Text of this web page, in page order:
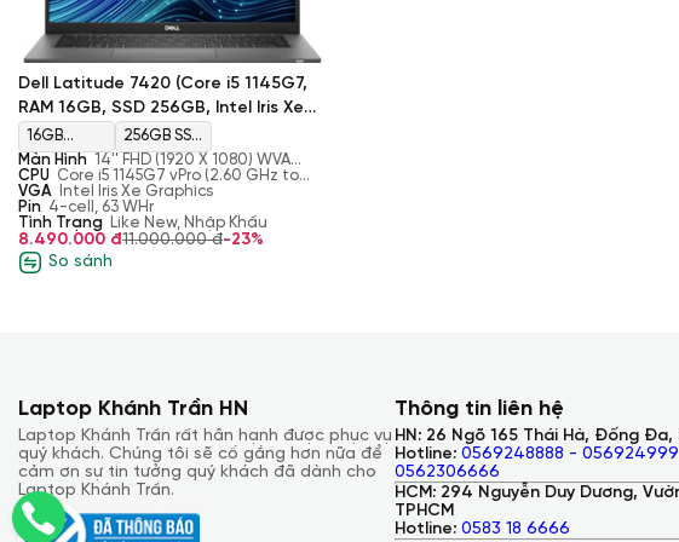
Ấn tượng với âm thanh và hệ thống cổng kết nối của Dell Latitude
Dell Latitude 7420 được trang bị công nghệ âm thanh Audio chip Realtek
âm thanh chất lượng cao, sống động. Chưa kể máy được bố trí 02 loa với
mang đến chất lượng âm thanh to hơn, rõ hơn nhờ việc tối ưu công suất
laptop.
Dell Latitude 7420 (Core i5 1145G7,
RAM 16GB, SSD 256GB, Intel Iris Xe
Graphics, Màn 14’' FHD)
16GB
LPDDR4x
3733 MHz
256GB SSD
M.2 2280
PCIe
Gen3
Màn Hình
14'' FHD (1920 X 1080) WVA
60Hz, 400 nits, Anti-glare, Non-touch
CPU Core i5 1145G7 vPro (2.60 GHz to
4.40 GHz, 4 Cores, 8 Threads, 12 MB
Cache)
VGA
Intel Iris Xe Graphics
Pin 4-cell, 63 WHr
Tình Trạng
Like New, Nhập Khẩu
8.490.000 đ11.000.000 đ-23%
So sánh
Laptop Khánh Trần HN
Laptop Khánh Trần rất hân hạnh được phục vụ
quý khách. Chúng tôi sẽ cố gắng hơn nữa để
cảm ơn sự tin tưởng quý khách đã dành cho
Laptop Khánh Trần.
Thông tin liên hệ
HN: 26 Ngõ 165 Thái Hà, Đống Đa,
Hotline: 0569248888 -
0562306666
HCM: 294 Nguyễn Duy Dương,
TPHCM
Hotline: 0583 18 6666